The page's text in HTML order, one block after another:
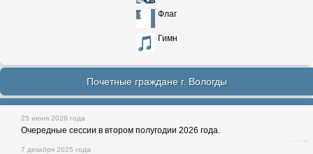
Флаг
Гимн
Почетные граждане г. Вологды
25 июня 2026 года
Очередные сессии в втором полугодии 2026 года.
7 декабря 2025 года